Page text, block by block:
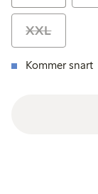
XXL
Kommer snart